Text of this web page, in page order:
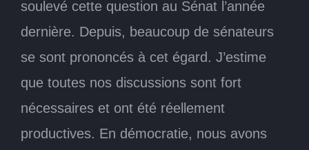
soulevé cette question au Sénat l’année
dernière. Depuis, beaucoup de sénateurs
se sont prononcés à cet égard. J’estime
que toutes nos discussions sont fort
nécessaires et ont été réellement
productives. En démocratie, nous avons